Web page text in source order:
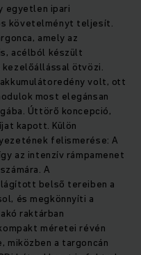
egyetlen ipari
követelményt teljesít.
amely az
acélból készült
ötvözi.
volt, ott
most elegánsan
Úttörő koncepció,
kapott. Külön
felismerése: A
az intenzív rámpamenet
A
belső tereiben a
és megkönnyíti a
raktárban
méretei révén
miközben a targoncán